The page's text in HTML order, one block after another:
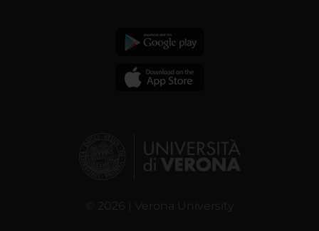
© 2026 | Verona University